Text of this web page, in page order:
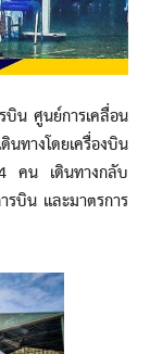
ศูนย์การเคลื่อน
ทางโดยเครื่องบิน
คน เดินทางกลับ
รบิน และมาตรการ